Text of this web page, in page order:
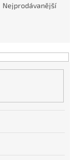
Nejprodávanější